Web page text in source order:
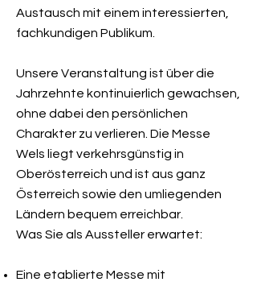
Austausch mit einem interessierten,
fachkundigen Publikum.
Unsere Veranstaltung ist über die
Jahrzehnte kontinuierlich gewachsen,
ohne dabei den persönlichen
Charakter zu verlieren. Die Messe
Wels liegt verkehrsgünstig in
Oberösterreich und ist aus ganz
Österreich sowie den umliegenden
Ländern bequem erreichbar.
Was Sie als Aussteller erwartet:
Eine etablierte Messe mit